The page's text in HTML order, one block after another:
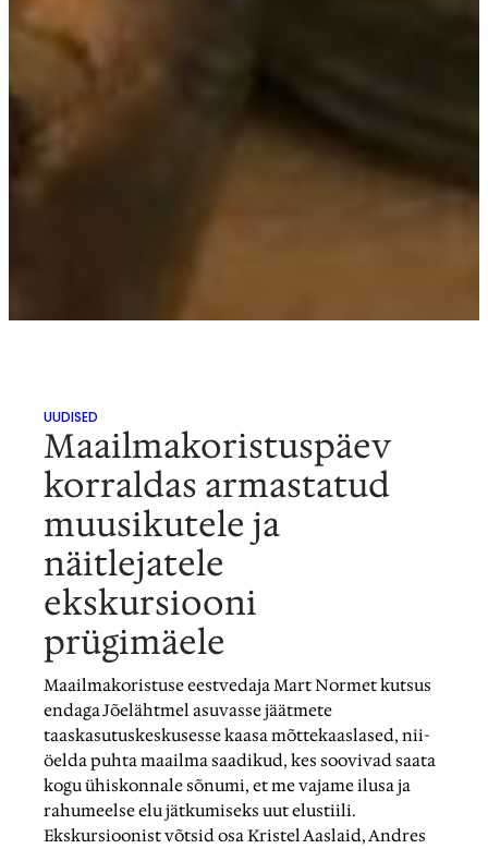
UUDISED
Maailmakoristuspäev
korraldas armastatud
muusikutele ja
näitlejatele
ekskursiooni
prügimäele
Maailmakoristuse eestvedaja Mart Normet kutsus
endaga Jõelähtmel asuvasse jäätmete
taaskasutuskeskusesse kaasa mõttekaaslased, nii-
öelda puhta maailma saadikud, kes soovivad saata
kogu ühiskonnale sõnumi, et me vajame ilusa ja
rahumeelse elu jätkumiseks uut elustiili.
Ekskursioonist võtsid osa Kristel Aaslaid, Andres